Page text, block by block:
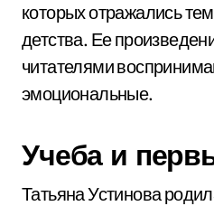
которых отражались
детства. Ее
читателями
эмоциональные.
Учеба и
Татьяна Устинова